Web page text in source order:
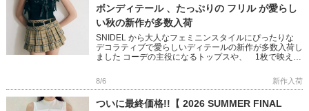
ボンディテール 、たっぷりの フリル が愛らし
い秋の新作が多数入荷
SNIDEL から大人なフェミニンスタイルにぴったりな
デコラティブで愛らしいディテールの新作が多数入荷し
ました コーデの主役になるトップスや、 1枚で映える
8/6 新作入荷
ついに最終価格!!【 2026 SUMMER FINAL